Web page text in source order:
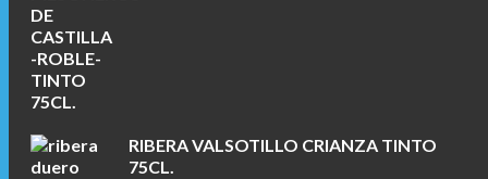
RIBERA VALSOTILLO CRIANZA TINTO
75CL.